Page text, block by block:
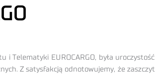
Telematyki EUROCARGO, była
Z satysfakcją odnotowujemy, że